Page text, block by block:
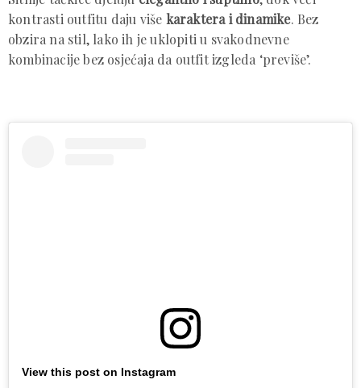
kontrasti outfitu daju više karaktera i dinamike. Bez
obzira na stil, lako ih je uklopiti u svakodnevne
kombinacije bez osjećaja da outfit izgleda ‘previše’.
View this post on Instagram